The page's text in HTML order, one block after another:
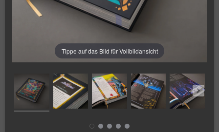
Tippe auf das Bild für Vollbildansicht